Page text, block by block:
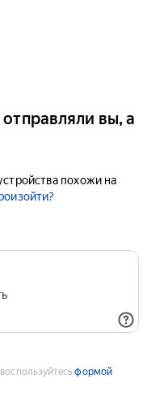
вы, а
похожи на
формой